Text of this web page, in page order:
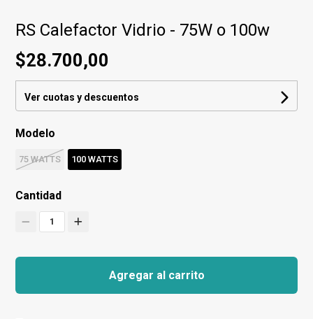
RS Calefactor Vidrio - 75W o 100w
$28.700,00
Ver cuotas y descuentos
Modelo
75 WATTS 100 WATTS
Cantidad
1
Agregar al carrito